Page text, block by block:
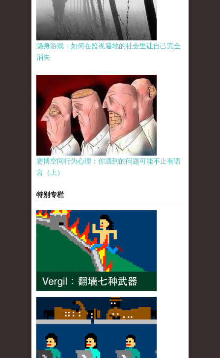
隐身游戏：如何在监视遍地的社会里让自己完全
消失
赛博空间行为心理：你遇到的问题可能不止有语
言（上）
特别专栏